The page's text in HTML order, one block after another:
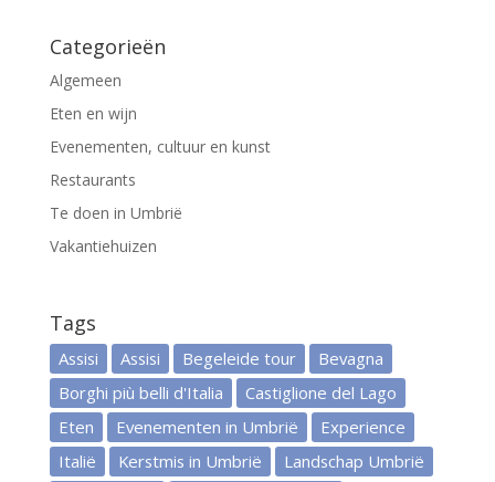
Categorieën
Algemeen
Eten en wijn
Evenementen, cultuur en kunst
Restaurants
Te doen in Umbrië
Vakantiehuizen
Tags
Assisi Assisi Begeleide tour
Bevagna
Borghi più belli d'Italia
Castiglione del Lago
Eten
Evenementen in Umbrië
Experience
Italië
Kerstmis in Umbrië
Landschap Umbrië